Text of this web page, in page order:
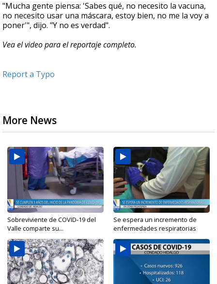
"Mucha gente piensa: 'Sabes qué, no necesito la vacuna,
no necesito usar una máscara, estoy bien, no me la voy a
poner'", dijo. "Y no es verdad".
Vea el video para el reportaje completo.
Report a Typo
More News
Sobreviviente de COVID-19 del
Valle comparte su...
Se espera un incremento de
enfermedades respiratorias